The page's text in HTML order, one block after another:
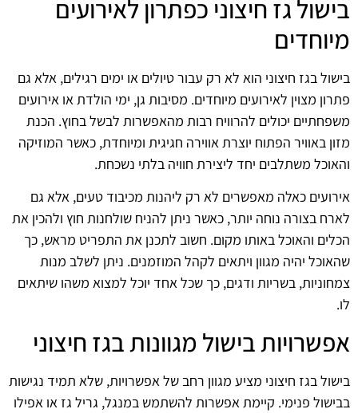
בישול גז חיצוני כפתרון לאירועים
מיוחדים
בישול בגז חיצוני הוא לא רק עבור טיולים או ימים רגילים, אלא גם
פתרון מצוין לאירועים מיוחדים. מסיבות גן, ימי הולדת או אירועים
משפחתיים יכולים להרוויח רבות מהאפשרות לבשל בחוץ. הכנת
מזון באוויר הפתוח יוצרת אווירה חגיגית ומיוחדת, כאשר המוזיקה
והאוכל משתלבים יחד ליצירת חוויה בלתי נשכחת.
אירועים כאלה מאפשרים לא רק ליהנות מכיבוד טעים, אלא גם
לארח בצורה נוחה יותר, כאשר ניתן להניח שולחנות חוץ ולהכין את
הכלים והאוכל באותו מקום. חשוב לתכנן את התפריט מראש, כך
שהאוכל יהיה מגוון ויתאים לקהל המוזמנים. ניתן לשלב מנות
צמחוניות, בשריות ודגים, כך שכל אחד יוכל למצוא משהו שיתאים
לו.
אפשרויות בישול מגוונות בגז חיצוני
בישול בגז חיצוני מציע מגוון רחב של אפשרויות, שלא תמיד נגישות
בבישול פנימי. קיימת אפשרות להשתמש במנגל, גריל גז או אפילו